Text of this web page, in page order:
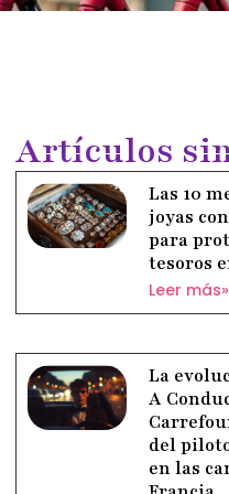
Artículos
Las 10
joyas
para
tesoros
Leer más»
La
A
del
en las